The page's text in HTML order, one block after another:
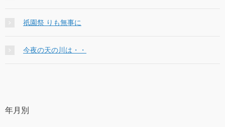
祇園祭 りも無事に
今夜の天の川は・・
年月別